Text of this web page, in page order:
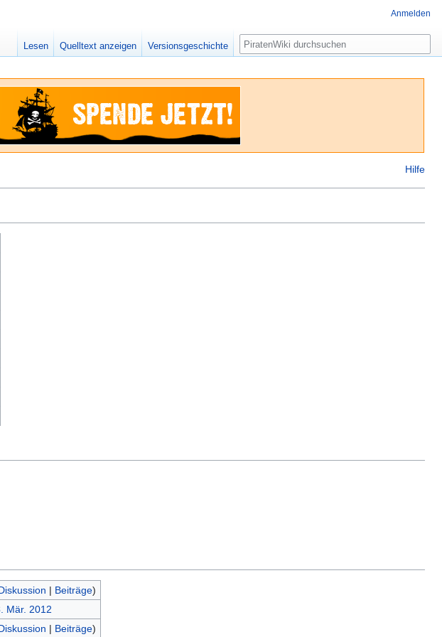
Hilfe
| Beiträge)
Mär. 2012
| Beiträge)
Anmelden
Lesen Quelltext anzeigen Versionsgeschichte Suche